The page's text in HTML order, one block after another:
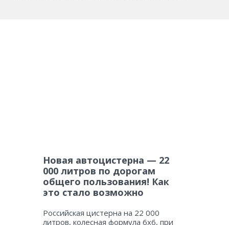
Новая автоцистерна — 22
000 литров по дорогам
общего пользования! Как
это стало возможно
Российская цистерна на 22 000
литров, колесная формула 6х6, при